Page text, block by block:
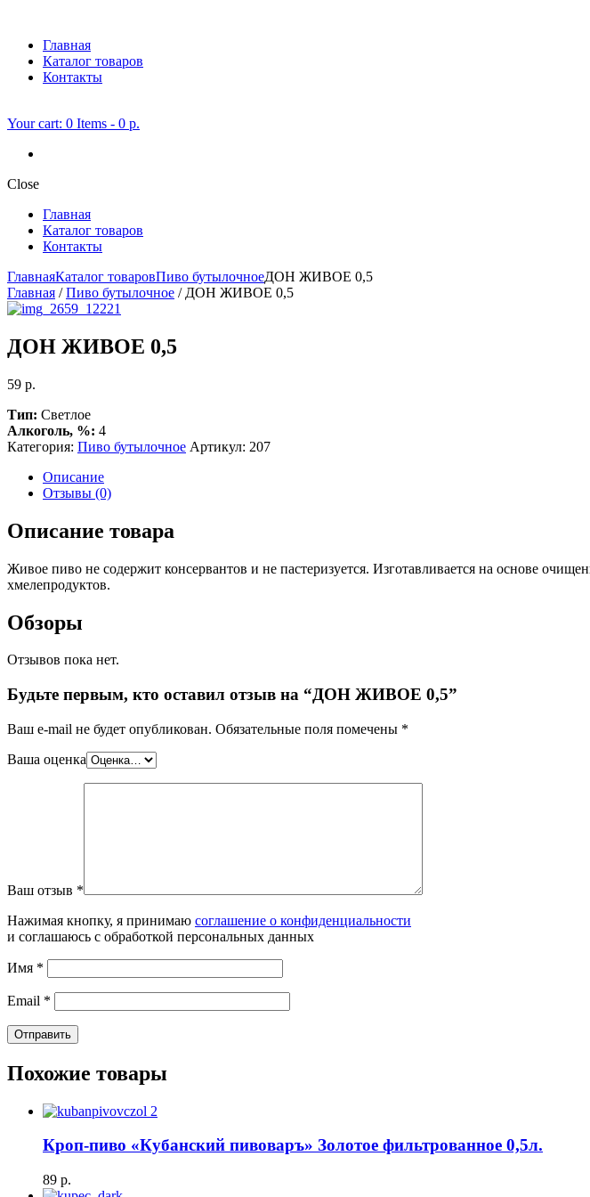
Главная
Каталог товаров
Контакты
Your cart: 0 Items - 0 р.
Close
Главная
Каталог товаров
Контакты
ГлавнаяКаталог товаровПиво бутылочноеДОН ЖИВОЕ 0,5
Главная /Пиво бутылочное / ДОН ЖИВОЕ 0,5
ДОН ЖИВОЕ 0,5
59 р.
Тип: Светлое
Алкоголь, %: 4
Категория: Пиво бутылочное Артикул: 207
Описание
Отзывы (0)
Описание товара
Живое пиво не содержит консервантов и не пастеризуется. Изготавливается на основе
хмелепродуктов.
Обзоры
Отзывов пока нет.
Будьте первым, кто оставил отзыв на “ДОН ЖИВОЕ 0,5”
Ваш e-mail не будет опубликован. Обязательные поля помечены *
Ваша оценка
Ваш отзыв *
Нажимая кнопку, я принимаю соглашение о конфиденциальности
и соглашаюсь с обработкой персональных данных
Имя *
Email *
Похожие товары
Кроп-пиво «Кубанский пивоваръ» Золотое фильтрованное 0,5л.
89 р.